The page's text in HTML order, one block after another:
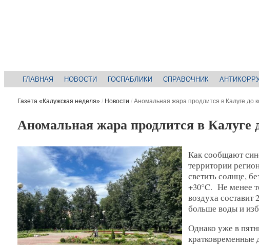
ГЛАВНАЯ НОВОСТИ ГОСПАБЛИКИ СПРАВОЧНИК
Газета «Калужская неделя» / Новости / Аномальная жара продлится в Калуге до
Аномальная жара продлится в Калуге
Как сообщают
территории
светить солнце,
+30°C. Не менее
воздуха
больше воды и
Однако уже в
кратковременные